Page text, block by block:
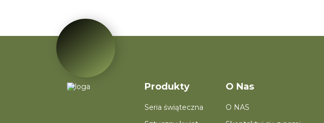
Produkty
Seria świąteczna
O Nas
O NAS